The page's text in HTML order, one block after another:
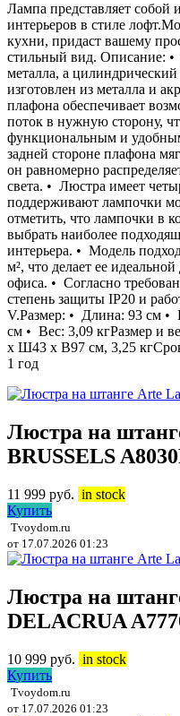
Лампа представляет собой
интерьеров в стиле
кухни, придаст вашему
стильный вид. Описание:
металла, а
изготовлен из металла и
плафона обеспечивает
поток в нужную сторону,
функциональным и
задней стороне плафона
он равномерно
света. • Люстра имеет
поддерживают лампочки
отметить, что лампочки в
выбрать наиболее
интерьера. • Модель
м², что делает ее
офиса. • Согласно
степень защиты IP20 и
V.Размер: • Длина: 93 см
см • Вес: 3,09 кгРазмер и
х Ш43 х В97 см, 3,25
1 год
Люстра на
BRUSSELS
11 999 руб. in stock
Купить
Tvoydom.ru
от 17.07.2026 01:23
Люстра на
DELACRUA
10 999 руб. in stock
Купить
Tvoydom.ru
от 17.07.2026 01:23